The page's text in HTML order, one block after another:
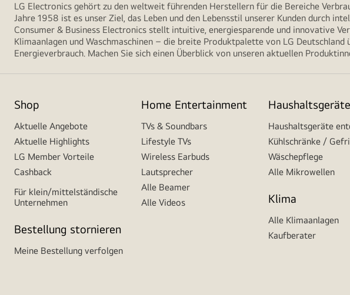
LG Electronics gehört zu den weltweit führenden Herstellern für die Bereiche
Jahre 1958 ist es unser Ziel, das Leben und den Lebensstil unserer Kunden durch
Consumer & Business Electronics stellt intuitive, energiesparende und innovative
Klimaanlagen und Waschmaschinen – die breite Produktpalette von LG
Energieverbrauch. Machen Sie sich einen Überblick von unseren aktuellen
Shop
Aktuelle Angebote
Aktuelle Highlights
LG Member Vorteile
Cashback
Für klein/mittelständische
Unternehmen
Bestellung stornieren
Meine Bestellung verfolgen
Home Entertainment
TVs & Soundbars
Lifestyle TVs
Wireless Earbuds
Lautsprecher
Alle Beamer
Alle Videos
Haushaltsgeräte
Haushaltsgeräte
Kühlschränke /
Wäschepflege
Alle Mikrowellen
Klima
Alle Klimaanlagen
Kaufberater